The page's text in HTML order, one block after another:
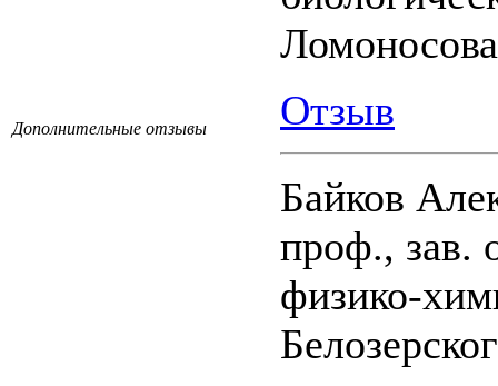
Дополнительные отзывы
Ломоносова
Отзыв
Байков
проф., зав.
физико-